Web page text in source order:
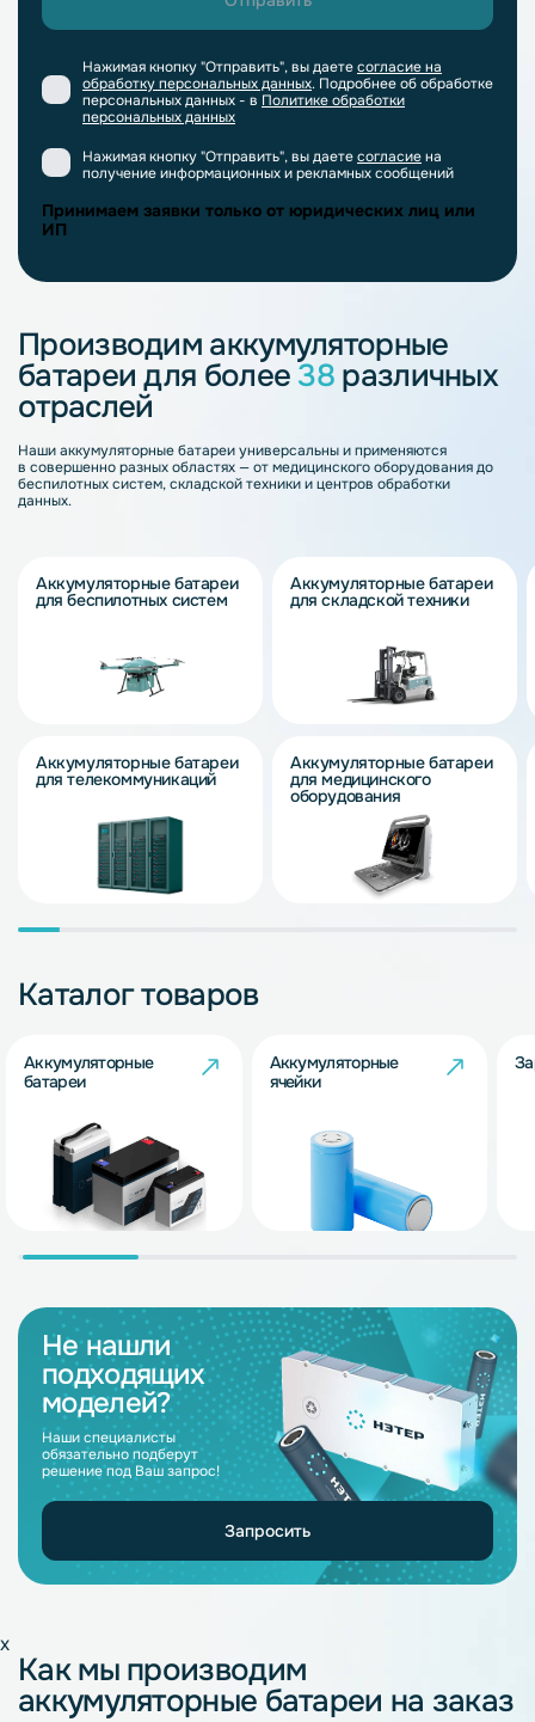
Нажимая кнопку "Отправить", вы даетесогласие на
обработку персональных данных. Подробнее об обработке
персональных данных - в Политике обработки
персональных данных
Нажимая кнопку "Отправить", вы даетесогласиена
получение информационных и рекламных сообщений
Принимаем заявки только от юридических лиц или
ИП
Производим аккумуляторные
батареи для более38 различных
отраслей
Наши аккумуляторные батареи универсальны и применяются
в совершенно разных областях — от медицинского оборудования до
беспилотных систем, складской техники и центров обработки
данных.
Аккумуляторные батареи
для беспилотных систем
Аккумуляторные батареи
для телекоммуникаций
Аккумуляторные батареи
для складской техники
Аккумуляторные батареи
для медицинского
оборудования
Каталог товаров
Аккумуляторные
батареи
Аккумуляторные
ячейки
Не нашли
подходящих
моделей?
Наши специалисты
обязательно подберут
решение под Ваш запрос!
Запросить
x
Как мы производим
аккумуляторные батареи на заказ